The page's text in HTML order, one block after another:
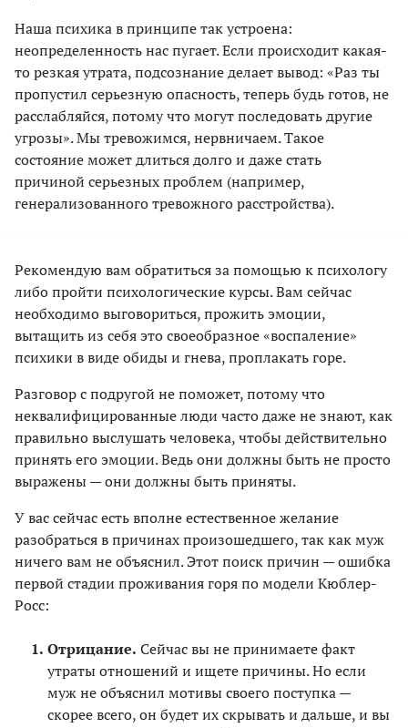
Наша психика в принципе так устроена:
неопределенность нас пугает. Если происходит какая-
то резкая утрата, подсознание делает вывод: «Раз ты
пропустил серьезную опасность, теперь будь готов, не
расслабляйся, потому что могут последовать другие
угрозы». Мы тревожимся, нервничаем. Такое
состояние может длиться долго и даже стать
причиной серьезных проблем (например,
генерализованного тревожного расстройства).
Рекомендую вам обратиться за помощью к психологу
либо пройти психологические курсы. Вам сейчас
необходимо выговориться, прожить эмоции,
вытащить из себя это своеобразное «воспаление»
психики в виде обиды и гнева, проплакать горе.
Разговор с подругой не поможет, потому что
неквалифицированные люди часто даже не знают, как
правильно выслушать человека, чтобы действительно
принять его эмоции. Ведь они должны быть не просто
выражены — они должны быть приняты.
У вас сейчас есть вполне естественное желание
разобраться в причинах произошедшего, так как муж
ничего вам не объяснил. Этот поиск причин — ошибка
первой стадии проживания горя по модели Кюблер-
Росс:
Отрицание. Сейчас вы не принимаете факт
утраты отношений и ищете причины. Но если
муж не объяснил мотивы своего поступка —
скорее всего, он будет их скрывать и дальше, и вы